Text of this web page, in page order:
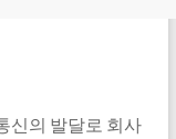
신의 발달로 회사